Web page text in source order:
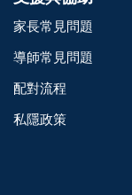
家長常見問題
導師常見問題
配對流程
私隱政策